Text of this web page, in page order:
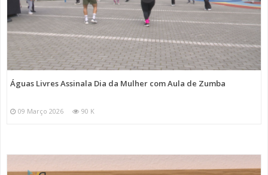
Águas Livres Assinala Dia da Mulher com Aula de Zumba
09 Março 2026 90 K